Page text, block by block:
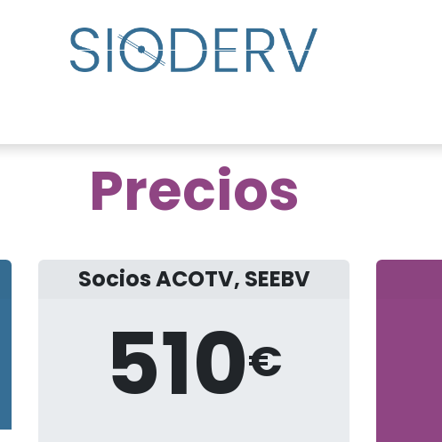
Precios
Socios ACOTV, SEEBV
510€